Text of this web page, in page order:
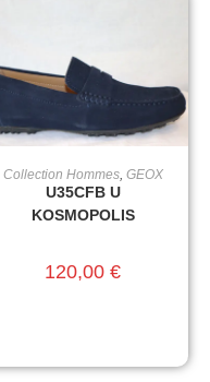
CHOIX DES OPTIONS
Collection Hommes, GEOX
U35CFB U
KOSMOPOLIS
120,00 €